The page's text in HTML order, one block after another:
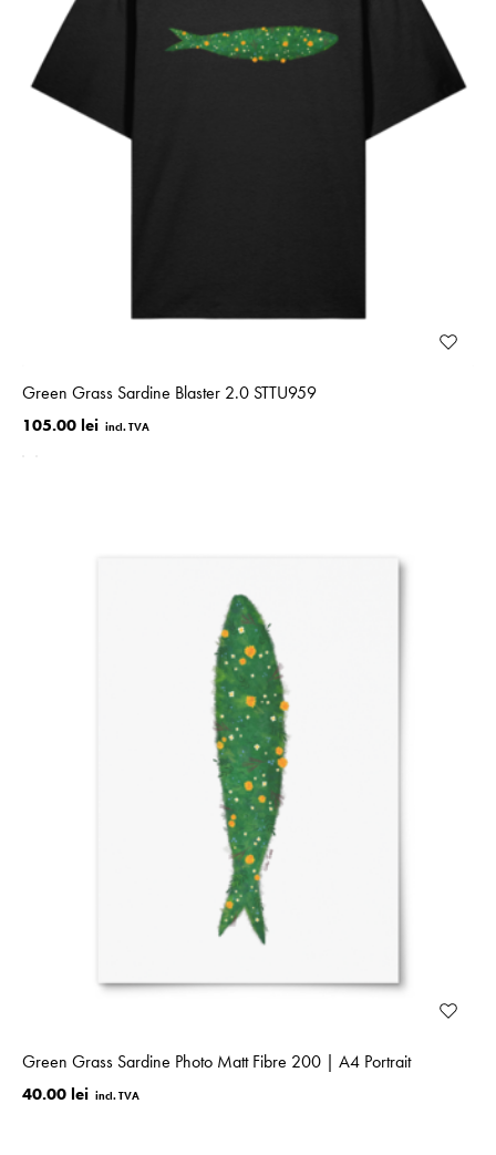
Green Grass Sardine Blaster 2.0 STTU959
105.00 lei
Green Grass Sardine Photo Matt Fibre 200 | A4 Portrait
40.00 lei